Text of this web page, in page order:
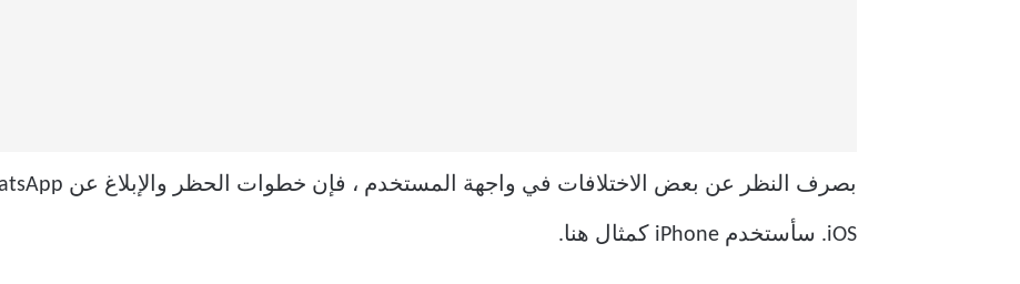
iOS. سأستخدم iPhone كمثال هنا.